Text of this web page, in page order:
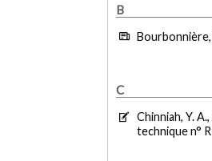
B
Bourbonnière,
C
Chinniah, Y.
technique n°